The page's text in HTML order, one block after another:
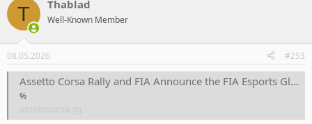
c
i
s
:
T Thablad
Well-Known Member
08.05.2026 #253
Assetto Corsa Rally and FIA Announce the FIA Esports Global Rally Tour - Assetto Corsa
%